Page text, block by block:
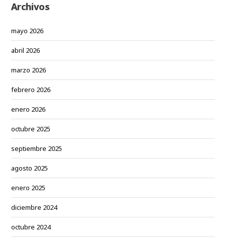
Archivos
mayo 2026
abril 2026
marzo 2026
febrero 2026
enero 2026
octubre 2025
septiembre 2025
agosto 2025
enero 2025
diciembre 2024
octubre 2024